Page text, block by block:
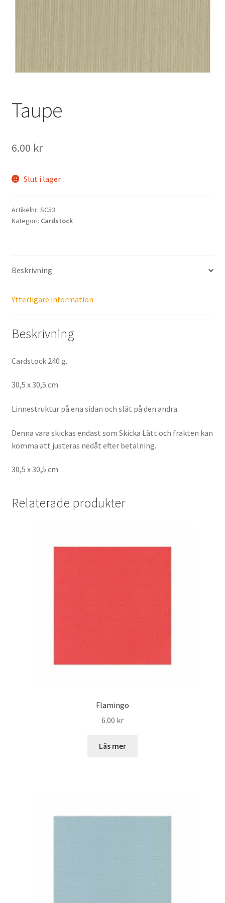
Taupe
6.00 kr
Slut i lager
Artikelnr: SC53
Kategori: Cardstock
Beskrivning
Ytterligare information
Beskrivning
Cardstock 240 g.
30,5 x 30,5 cm
Linnestruktur på ena sidan och slät på den andra.
Denna vara skickas endast som Skicka Lätt och frakten kan
komma att justeras nedåt efter betalning.
30,5 x 30,5 cm
Relaterade produkter
Flamingo
6.00 kr
Läs mer